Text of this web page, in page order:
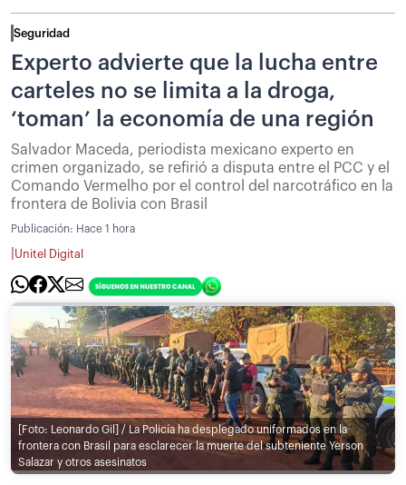
Seguridad
Experto advierte que la lucha entre
carteles no se limita a la droga,
‘toman’ la economía de una región
Salvador Maceda, periodista mexicano experto en
crimen organizado, se refirió a disputa entre el PCC y el
Comando Vermelho por el control del narcotráfico en la
frontera de Bolivia con Brasil
Publicación: Hace 1 hora
Unitel Digital
[Foto: Leonardo Gil] / La Policía ha desplegado uniformados en la
frontera con Brasil para esclarecer la muerte del subteniente Yerson
Salazar y otros asesinatos